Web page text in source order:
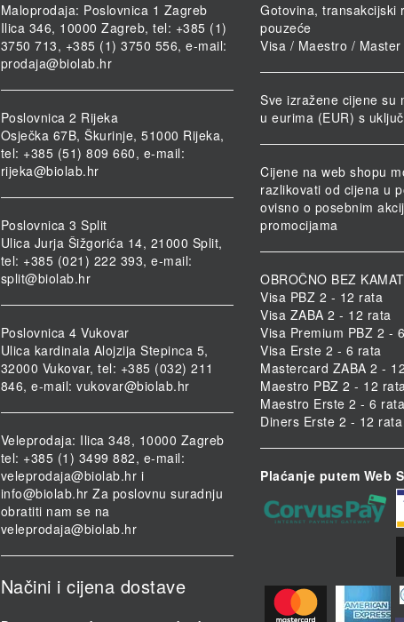
Maloprodaja: Poslovnica 1 Zagreb
Ilica 346, 10000 Zagreb, tel: +385 (1)
3750 713, +385 (1) 3750 556, e-mail:
prodaja@biolab.hr
Poslovnica 2 Rijeka
Osječka 67B, Škurinje, 51000 Rijeka,
tel: +385 (51) 809 660, e-mail:
rijeka@biolab.hr
Poslovnica 3 Split
Ulica Jurja Šižgorića 14, 21000 Split,
tel: +385 (021) 222 393, e-mail:
split@biolab.hr
Poslovnica 4 Vukovar
Ulica kardinala Alojzija Stepinca 5,
32000 Vukovar, tel: +385 (032) 211
846, e-mail: vukovar@biolab.hr
Veleprodaja: Ilica 348, 10000 Zagreb
tel: +385 (1) 3499 882, e-mail:
veleprodaja@biolab.hr i
info@biolab.hr Za poslovnu suradnju
obratiti nam se na
veleprodaja@biolab.hr
Načini i cijena dostave
Gotovina, transakcijski
pouzeće
Visa / Maestro /
Sve izražene cijene su
u eurima (EUR) s
Cijene na web shopu
razlikovati od cijena u
ovisno o posebnim
promocijama
OBROČNO BEZ
Visa PBZ 2 - 12 rata
Visa ZABA 2 - 12 rata
Visa Premium PBZ 2 -
Visa Erste 2 - 6 rata
Mastercard ZABA 2 -
Maestro PBZ 2 - 12
Maestro Erste 2 - 6 rata
Diners Erste 2 - 12 rata
Plaćanje putem Web